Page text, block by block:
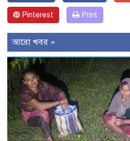
Pinterest Print
আরো খবর »